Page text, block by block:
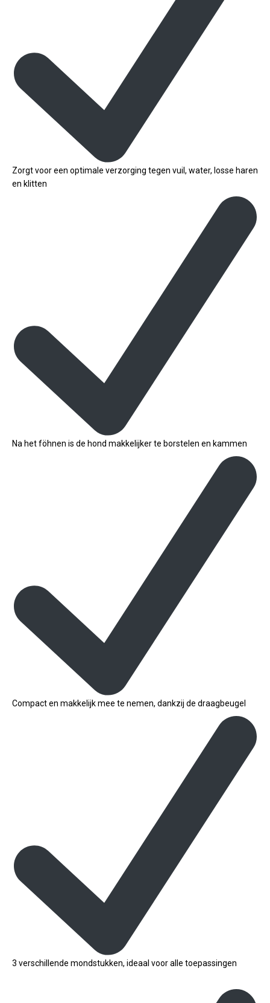
Zorgt voor een optimale verzorging tegen vuil, water, losse haren
en klitten
Na het föhnen is de hond makkelijker te borstelen en kammen
Compact en makkelijk mee te nemen, dankzij de draagbeugel
3 verschillende mondstukken, ideaal voor alle toepassingen